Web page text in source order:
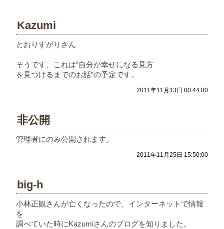
Kazumi
とおりすがりさん
そうです、これは”自分が幸せになる見方
を見つけるまでのお話”の予定です。
2011年11月13日 00:44:00
非公開
管理者にのみ公開されます。
2011年11月25日 15:50:00
big-h
小林正観さんが亡くなったので、インターネットで情報
を
調べていた時にKazumiさんのブログを知りました。